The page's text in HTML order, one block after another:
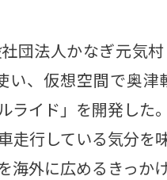
団法人かなぎ元気
い、仮想空間で奥
ライド」を開発し
走行している気分を
外に広めるきっか